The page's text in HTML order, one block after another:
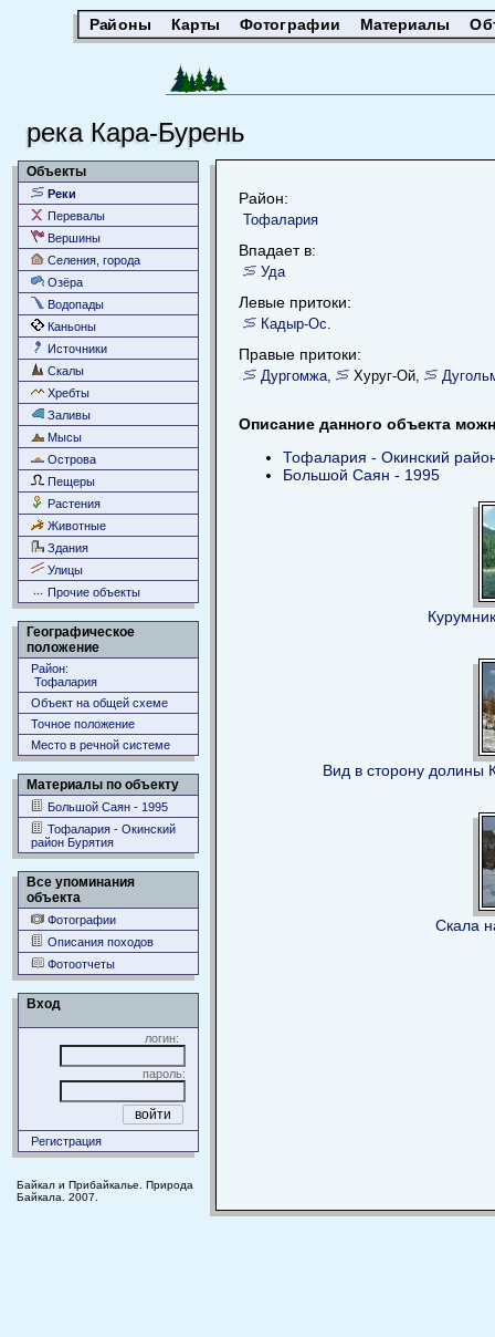
Районы Карты Фотографии Материалы
река Кара-Бурень
Объекты
Реки
Перевалы
Вершины
Селения, города
Озёра
Водопады
Каньоны
Источники
Скалы
Хребты
Заливы
Мысы
Острова
Пещеры
Растения
Животные
Здания
Улицы
Прочие объекты
Географическое
положение
Район:
Тофалария
Объект на общей схеме
Точное положение
Место в речной системе
Материалы по объекту
Большой Саян - 1995
Тофалария - Окинский
район Бурятия
Все упоминания
объекта
Фотографии
Описания походов
Фотоотчеты
Вход
логин:
пароль:
Регистрация
Район:
Тофалария
Впадает в:
Уда
Левые притоки:
Кадыр-Ос.
Правые притоки:
Дургомжа, Хуруг-Ой,
Описание данного объекта
Тофалария - Окинский
Большой Саян - 1995
Вид в сторону долины
Скала
Байкал и Прибайкалье. Природа
Байкала. 2007.